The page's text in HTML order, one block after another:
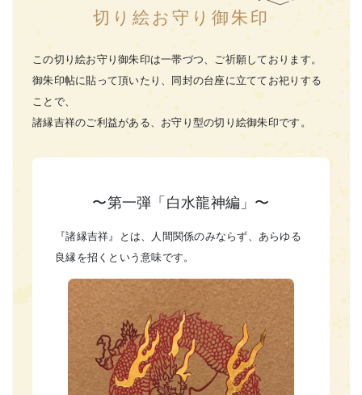
切り絵お守り御朱印
この切り絵お守り御朱印は一帯づつ、ご祈願しております。
御朱印帖に貼って頂いたり、同封の台座に立ててお祀りする
ことで、
諸縁吉祥のご利益がある、お守り型の切り絵御朱印です。
〜第一弾「白水龍神編」〜
『諸縁吉祥』とは、人間関係のみならず、あらゆる
良縁を招くという意味です。